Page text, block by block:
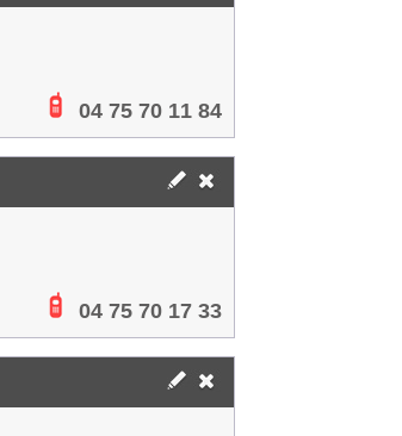
04 75 70 11 84
04 75 70 17 33